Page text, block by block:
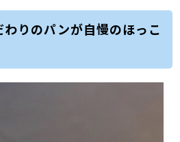
りのパンが自慢のほっこ